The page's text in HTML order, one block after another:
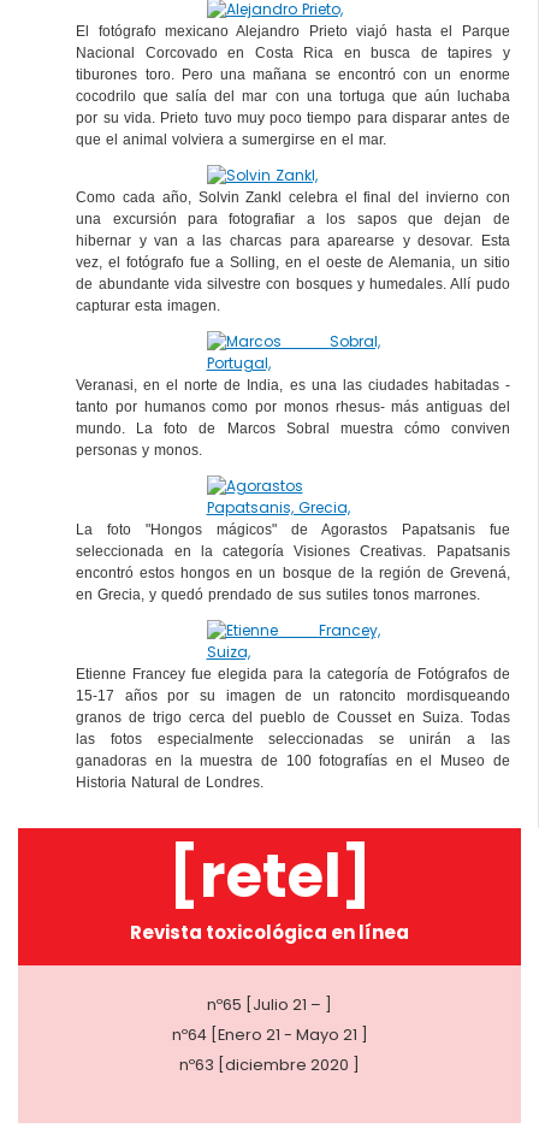
El fotógrafo mexicano Alejandro Prieto viajó hasta el Parque
Nacional Corcovado en Costa Rica en busca de tapires y
tiburones toro. Pero una mañana se encontró con un enorme
cocodrilo que salía del mar con una tortuga que aún luchaba
por su vida. Prieto tuvo muy poco tiempo para disparar antes de
que el animal volviera a sumergirse en el mar.
Como cada año, Solvin Zankl celebra el final del invierno con
una excursión para fotografiar a los sapos que dejan de
hibernar y van a las charcas para aparearse y desovar. Esta
vez, el fotógrafo fue a Solling, en el oeste de Alemania, un sitio
de abundante vida silvestre con bosques y humedales. Allí pudo
capturar esta imagen.
Veranasi, en el norte de India, es una las ciudades habitadas -
tanto por humanos como por monos rhesus- más antiguas del
mundo. La foto de Marcos Sobral muestra cómo conviven
personas y monos.
La foto "Hongos mágicos" de Agorastos Papatsanis fue
seleccionada en la categoría Visiones Creativas. Papatsanis
encontró estos hongos en un bosque de la región de Grevená,
en Grecia, y quedó prendado de sus sutiles tonos marrones.
Etienne Francey fue elegida para la categoría de Fotógrafos de
15-17 años por su imagen de un ratoncito mordisqueando
granos de trigo cerca del pueblo de Cousset en Suiza. Todas
las fotos especialmente seleccionadas se unirán a las
ganadoras en la muestra de 100 fotografías en el Museo de
Historia Natural de Londres.
[retel]
Revista toxicológica en línea
nº65 [Julio 21 – ]
nº64 [Enero 21 - Mayo 21 ]
nº63 [diciembre 2020 ]